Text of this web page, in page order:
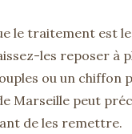
le traitement est
les reposer à
ou un chiffon
Marseille peut
de les remettre.